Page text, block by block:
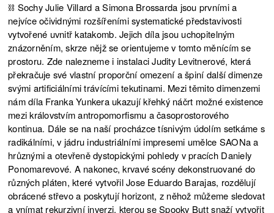
⛓️ Sochy Julie Villard a Simona Brossarda jsou prvními a
nejvíce očividnými rozšířeními systematické představivosti
vytvořené uvnitř katakomb. Jejich díla jsou uchopitelným
znázorněním, skrze nějž se orientujeme v tomto měnícím se
prostoru. Zde nalezneme i instalaci Judity Levitnerové, která
překračuje své vlastní proporční omezení a špiní další dimenze
svými artificiálními trávícími tekutinami. Mezi těmito dimenzemi
nám díla Franka Yunkera ukazují křehký náčrt možné existence
mezi královstvím antropomorfismu a časoprostorového
kontinua. Dále se na naší procházce tísnivým údolím setkáme s
radikálními, v jádru industriálními impresemi umělce SAONa a
hrůznými a otevřeně dystopickými pohledy v pracích Daniely
Ponomarevové. A nakonec, krvavé scény dekonstruované do
různých pláten, které vytvořil Jose Eduardo Barajas, rozdělují
obrácené střevo a poskytují horizont, z něhož můžeme sledovat
a vnímat rekurzivní inverzi, kterou se Spooky Butt snaží vytvořit